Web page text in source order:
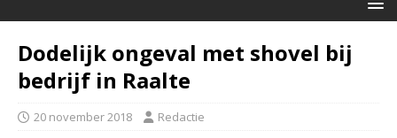
Dodelijk ongeval met shovel bij
bedrijf in Raalte
20 november 2018 Redactie